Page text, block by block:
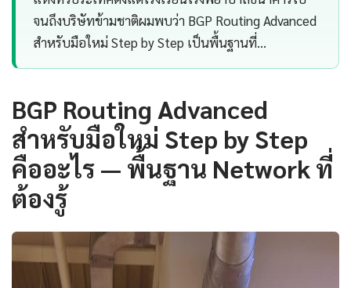
จนถึงบริษัทข้ามชาติผมพบว่า BGP Routing Advanced
สำหรับมือใหม่ Step by Step เป็นพื้นฐานที่…
BGP Routing Advanced
สำหรับมือใหม่ Step by Step
คืออะไร — พื้นฐาน Network ที่
ต้องรู้